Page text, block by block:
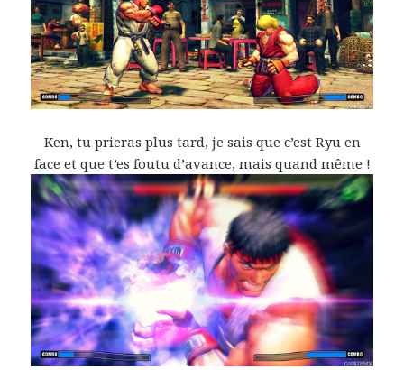
Ken, tu prieras plus tard, je sais que c’est Ryu en
face et que t’es foutu d’avance, mais quand même !